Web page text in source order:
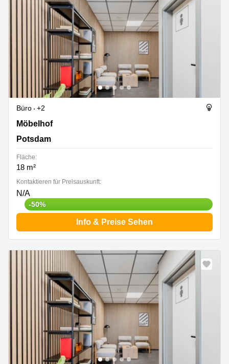
Büro
+2
Möbelhof 5, Potsdam
Möbelhof
Potsdam
Fläche:
18 m²
Kontaktieren für Preisauskunft:
N/A
-50%
Info & Preise Sehen